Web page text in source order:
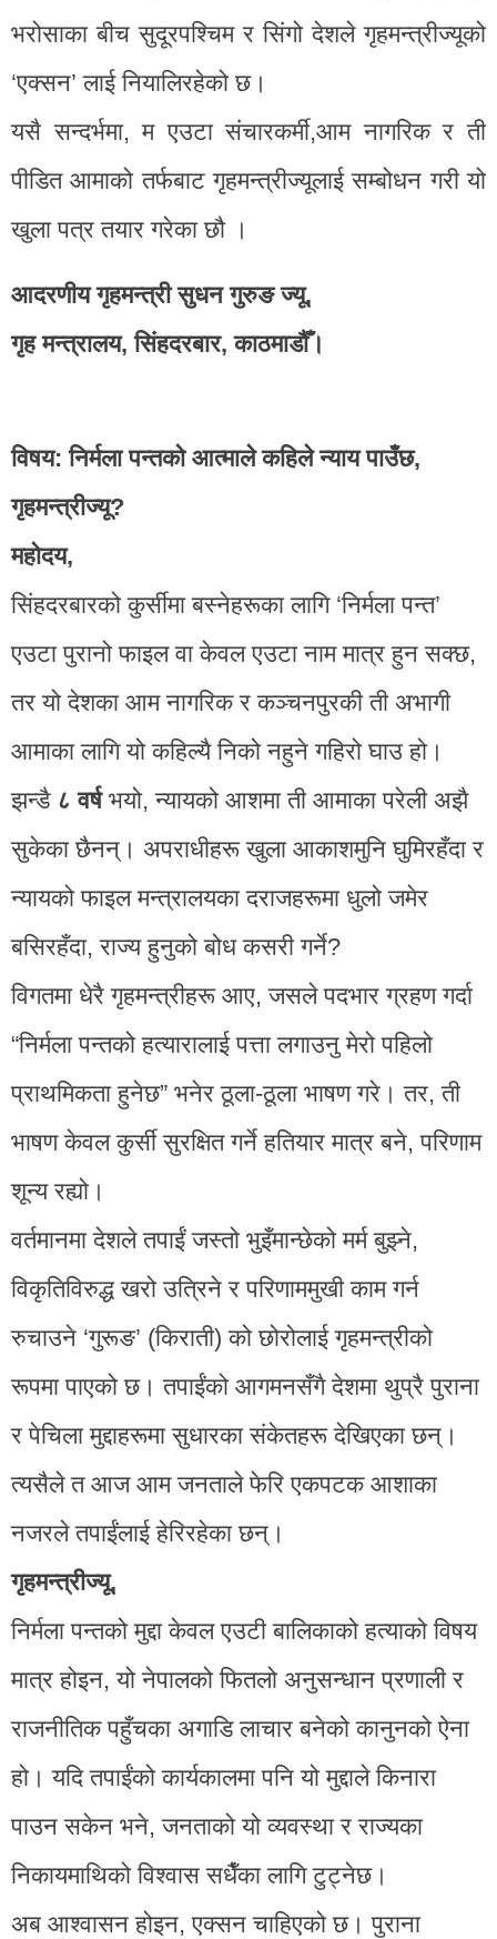
भरोसाका बीच सुदूरपश्चिम र सिंगो देशले गृहमन्त्रीज्यूको
‘एक्सन’ लाई नियालिरहेको छ।
यसै सन्दर्भमा, म एउटा संचारकर्मी,आम नागरिक र ती
पीडित आमाको तर्फबाट गृहमन्त्रीज्यूलाई सम्बोधन गरी यो
खुला पत्र तयार गरेका छौ ।
आदरणीय गृहमन्त्री सुधन गुरुङ ज्यू,
गृह मन्त्रालय, सिंहदरबार, काठमाडौँ।
विषय: निर्मला पन्तको आत्माले कहिले न्याय पाउँछ,
गृहमन्त्रीज्यू?
महोदय,
सिंहदरबारको कुर्सीमा बस्नेहरूका लागि ‘निर्मला पन्त’
एउटा पुरानो फाइल वा केवल एउटा नाम मात्र हुन सक्छ,
तर यो देशका आम नागरिक र कञ्चनपुरकी ती अभागी
आमाका लागि यो कहिल्यै निको नहुने गहिरो घाउ हो।
झन्डै ८ वर्षभयो, न्यायको आशमा ती आमाका परेली अझै
सुकेका छैनन्। अपराधीहरू खुला आकाशमुनि घुमिरहँदा र
न्यायको फाइल मन्त्रालयका दराजहरूमा धुलो जमेर
बसिरहँदा, राज्य हुनुको बोध कसरी गर्ने?
विगतमा धेरै गृहमन्त्रीहरू आए, जसले पदभार ग्रहण गर्दा
“निर्मला पन्तको हत्यारालाई पत्ता लगाउनु मेरो पहिलो
प्राथमिकता हुनेछ” भनेर ठूला-ठूला भाषण गरे। तर, ती
भाषण केवल कुर्सी सुरक्षित गर्ने हतियार मात्र बने, परिणाम
शून्य रह्यो।
वर्तमानमा देशले तपाईं जस्तो भुइँमान्छेको मर्म बुझ्ने,
विकृतिविरुद्ध खरो उत्रिने र परिणाममुखी काम गर्न
रुचाउने ‘गुरूङ’ (किराती) को छोरोलाई गृहमन्त्रीको
रूपमा पाएको छ। तपाईंको आगमनसँगै देशमा थुप्रै पुराना
र पेचिला मुद्दाहरूमा सुधारका संकेतहरू देखिएका छन्।
त्यसैले त आज आम जनताले फेरि एकपटक आशाका
नजरले तपाईंलाई हेरिरहेका छन्।
गृहमन्त्रीज्यू,
निर्मला पन्तको मुद्दा केवल एउटी बालिकाको हत्याको विषय
मात्र होइन, यो नेपालको फितलो अनुसन्धान प्रणाली र
राजनीतिक पहुँचका अगाडि लाचार बनेको कानुनको ऐना
हो। यदि तपाईंको कार्यकालमा पनि यो मुद्दाले किनारा
पाउन सकेन भने, जनताको यो व्यवस्था र राज्यका
निकायमाथिको विश्वास सधैँका लागि टुट्नेछ।
अब आश्वासन होइन, एक्सन चाहिएको छ। पुराना